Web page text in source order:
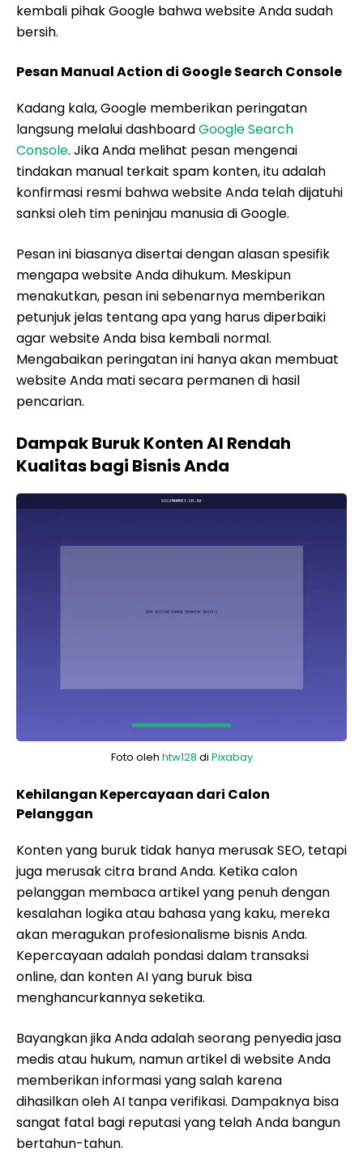
kembali pihak Google bahwa website Anda sudah
bersih.
Pesan Manual Action di Google Search Console
Kadang kala, Google memberikan peringatan
langsung melalui dashboardGoogle Search
Console. Jika Anda melihat pesan mengenai
tindakan manual terkait spam konten, itu adalah
konfirmasi resmi bahwa website Anda telah dijatuhi
sanksi oleh tim peninjau manusia di Google.
Pesan ini biasanya disertai dengan alasan spesifik
mengapa website Anda dihukum. Meskipun
menakutkan, pesan ini sebenarnya memberikan
petunjuk jelas tentang apa yang harus diperbaiki
agar website Anda bisa kembali normal.
Mengabaikan peringatan ini hanya akan membuat
website Anda mati secara permanen di hasil
pencarian.
Dampak Buruk Konten AI Rendah
Kualitas bagi Bisnis Anda
Foto oleh htw128 di Pixabay
Kehilangan Kepercayaan dari Calon
Pelanggan
Konten yang buruk tidak hanya merusak SEO, tetapi
juga merusak citra brand Anda. Ketika calon
pelanggan membaca artikel yang penuh dengan
kesalahan logika atau bahasa yang kaku, mereka
akan meragukan profesionalisme bisnis Anda.
Kepercayaan adalah pondasi dalam transaksi
online, dan konten AI yang buruk bisa
menghancurkannya seketika.
Bayangkan jika Anda adalah seorang penyedia jasa
medis atau hukum, namun artikel di website Anda
memberikan informasi yang salah karena
dihasilkan oleh AI tanpa verifikasi. Dampaknya bisa
sangat fatal bagi reputasi yang telah Anda bangun
bertahun-tahun.